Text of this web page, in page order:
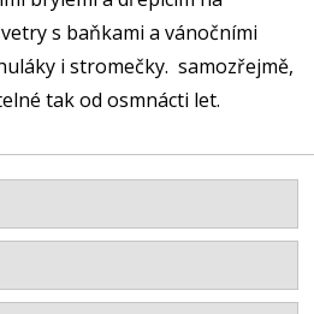
s baňkami a vánočními
i stromečky. samozřejmě,
tak od osmnácti let.